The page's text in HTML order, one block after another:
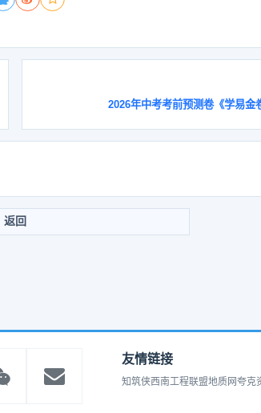
2026年中考考前预测卷《学易金
返回
友情链接
知筑侠西南工程联盟地质网夸克